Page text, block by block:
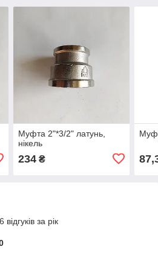
Муфта 2"*3/2" латунь,
нікель
234₴
за рік